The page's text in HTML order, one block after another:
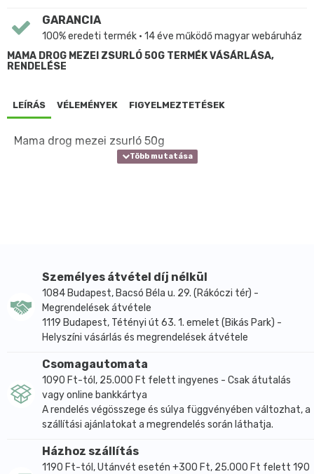
GARANCIA
100% eredeti termék • 14 éve működő magyar webáruház
MAMA DROG MEZEI ZSURLÓ 50G TERMÉK VÁSÁRLÁSA,
RENDELÉSE
LEÍRÁS VÉLEMÉNYEK FIGYELMEZTETÉSEK
Mama drog mezei zsurló 50g
Személyes átvétel díj nélkül
1084 Budapest, Bacsó Béla u. 29. (Rákóczi tér) -
Megrendelések átvétele
1119 Budapest, Tétényi út 63. 1. emelet (Bikás Park) -
Helyszíni vásárlás és megrendelések átvétele
Csomagautomata
1090 Ft-tól, 25.000 Ft felett ingyenes - Csak átutalás
vagy online bankkártya
A rendelés végösszege és súlya függvényében változhat, a
szállítási ajánlatokat a megrendelés során láthatja.
Házhoz szállítás
1190 Ft-tól, Utánvét esetén +300 Ft, 25.000 Ft felett 190